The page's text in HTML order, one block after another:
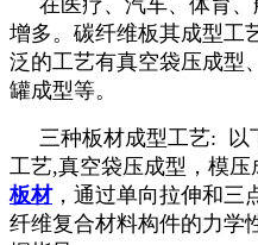
在医疗、汽车、体育、
增多。碳纤维板其成型工
泛的工艺有真空袋压成型
罐成型等。
三种板材成型工艺: 以
工艺,真空袋压成型，模
板材，通过单向拉伸和三
纤维复合材料构件的力学